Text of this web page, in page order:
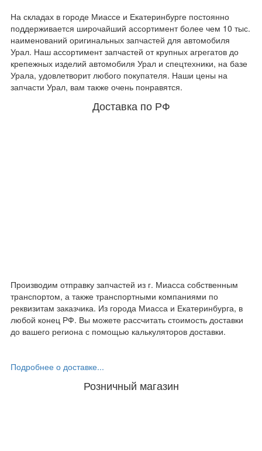
На складах в городе Миассе и Екатеринбурге постоянно
поддерживается широчайший ассортимент более чем 10 тыс.
наименований оригинальных запчастей для автомобиля
Урал. Наш ассортимент запчастей от крупных агрегатов до
крепежных изделий автомобиля Урал и спецтехники, на базе
Урала, удовлетворит любого покупателя. Наши цены на
запчасти Урал, вам также очень понравятся.
Доставка по РФ
Производим отправку запчастей из г. Миасса собственным
транспортом, а также транспортными компаниями по
реквизитам заказчика. Из города Миасса и Екатеринбурга, в
любой конец РФ. Вы можете рассчитать стоимость доставки
до вашего региона с помощью калькуляторов доставки.
Подробнее о доставке...
Розничный магазин